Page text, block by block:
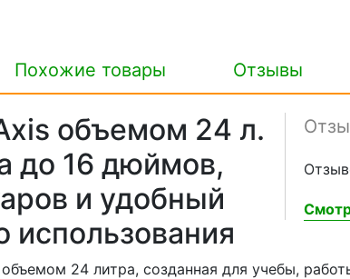
Похожие товары Отзывы
объемом 24 л.
до 16 дюймов,
и удобный
24 литра, созданная для учебы,